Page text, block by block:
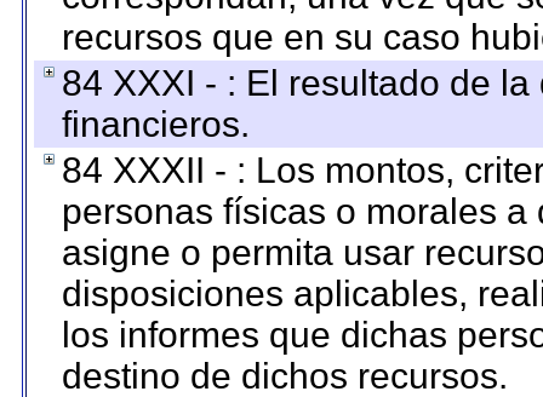
recursos que en su caso
84 XXXI - : El resultado de
financieros.
84 XXXII - : Los montos,
personas físicas o morales
asigne o permita usar
disposiciones aplicables,
los informes que dichas
destino de dichos recursos.